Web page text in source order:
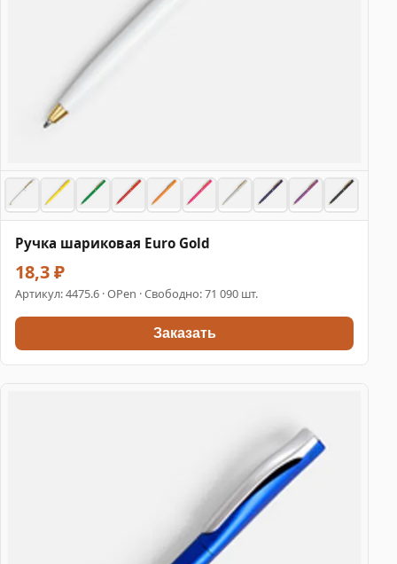
Ручка шариковая Euro Gold
18,3 ₽
Артикул:4475.6 · OPen · Свободно: 71 090 шт.
Заказать